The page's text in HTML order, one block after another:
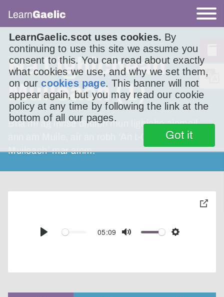
LearnGaelic.scot uses cookies. By
continuing to use this site we assume you
consent to this. You can read about exactly
what cookies we use, and why we set them,
on ourcookies page. This banner will not
appear again, but you may read our cookie
policy at any time by following the link at the
bottom of all our pages.
Got it
LearnGaelic
Na Lighichean
Muileach (1)
Bha mi ag innse dhuibh mun lighiche ainmeil
ann am Muile, air an robh ‘An t-Ollamh
Muileach’ mar ainm.
Play
05:09
Mute Settings
toggle